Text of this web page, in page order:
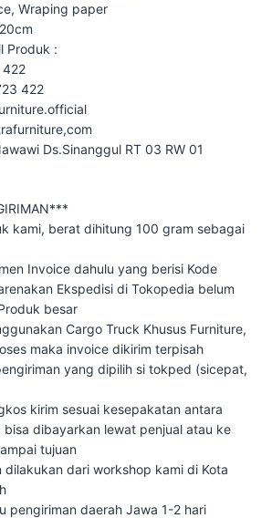
Wraping paper
Produk :
422
422
Ds.Sinanggul RT 03 RW 01
kami, berat dihitung 100 gram sebagai
Invoice dahulu yang berisi Kode
Ekspedisi di Tokopedia belum
besar
Cargo Truck Khusus Furniture,
maka invoice dikirim terpisah
yang dipilih si tokped (sicepat,
kirim sesuai kesepakatan antara
bisa dibayarkan lewat penjual atau ke
tujuan
dilakukan dari workshop kami di Kota
pengiriman daerah Jawa 1-2 hari